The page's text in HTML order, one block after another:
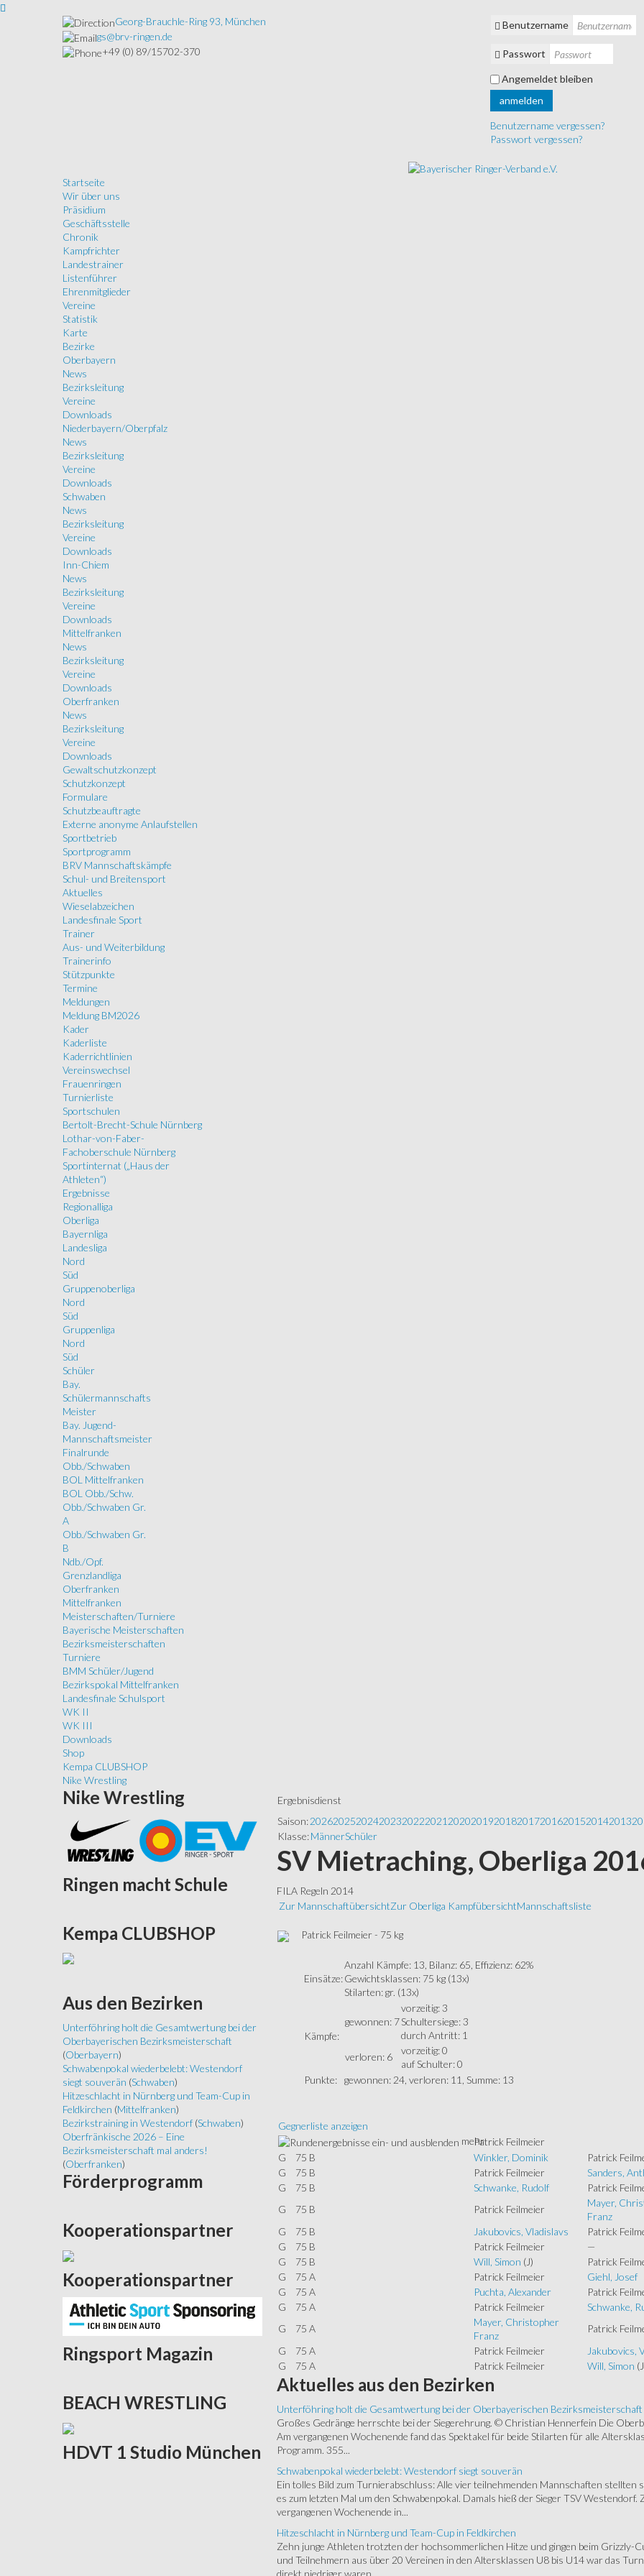
Georg-Brauchle-Ring 93, München
gs@brv-ringen.de
+49 (0) 89/15702-370
Benutzername
Passwort
Angemeldet bleiben
anmelden
Benutzername vergessen?
Passwort vergessen?
Startseite
Wir über uns
Präsidium
Geschäftsstelle
Chronik
Kampfrichter
Landestrainer
Listenführer
Ehrenmitglieder
Vereine
Statistik
Karte
Bezirke
Oberbayern
News
Bezirksleitung
Vereine
Downloads
Niederbayern/Oberpfalz
News
Bezirksleitung
Vereine
Downloads
Schwaben
News
Bezirksleitung
Vereine
Downloads
Inn-Chiem
News
Bezirksleitung
Vereine
Downloads
Mittelfranken
News
Bezirksleitung
Vereine
Downloads
Oberfranken
News
Bezirksleitung
Vereine
Downloads
Gewaltschutzkonzept
Schutzkonzept
Formulare
Schutzbeauftragte
Externe anonyme Anlaufstellen
Sportbetrieb
Sportprogramm
BRV Mannschaftskämpfe
Schul- und Breitensport
Aktuelles
Wieselabzeichen
Landesfinale Sport
Trainer
Aus- und Weiterbildung
Trainerinfo
Stützpunkte
Termine
Meldungen
Meldung BM2026
Kader
Kaderliste
Kaderrichtlinien
Vereinswechsel
Frauenringen
Turnierliste
Sportschulen
Bertolt-Brecht-Schule Nürnberg
Lothar-von-Faber-
Fachoberschule Nürnberg
Sportinternat („Haus der
Athleten“)
Ergebnisse
Regionalliga
Oberliga
Bayernliga
Landesliga
Nord
Süd
Gruppenoberliga
Nord
Süd
Gruppenliga
Nord
Süd
Schüler
Bay.
Schülermannschafts
Meister
Bay. Jugend-
Mannschaftsmeister
Finalrunde
Obb./Schwaben
BOL Mittelfranken
BOL Obb./Schw.
Obb./Schwaben Gr.
A
Obb./Schwaben Gr.
B
Ndb./Opf.
Grenzlandliga
Oberfranken
Mittelfranken
Meisterschaften/Turniere
Bayerische Meisterschaften
Bezirksmeisterschaften
Turniere
BMM Schüler/Jugend
Bezirkspokal Mittelfranken
Landesfinale Schulsport
WK II
WK III
Downloads
Shop
Kempa CLUBSHOP
Nike Wrestling
Ergebnisdienst
Saison: 202620252024202320222021 20202019201820172016201520142013
Klasse: MännerSchüler
SV Mietraching, Oberliga
FILA Regeln 2014
Zur MannschaftübersichtZur Oberliga KampfübersichtMannschaftsliste
Patrick Feilmeier - 75 kg
Einsätze:
Anzahl Kämpfe: 13, Bilanz: 65, Effizienz: 62%
Gewichtsklassen: 75 kg (13x)
Stilarten: gr. (13x)
Kämpfe:
gewonnen: 7
vorzeitig: 3
Schultersiege: 3
durch Antritt: 1
verloren: 6
vorzeitig: 0
auf Schulter: 0
Punkte:
gewonnen: 24, verloren: 11, Summe: 13
Gegnerliste anzeigen
mehrPatrick Feilmeier
G
75 B Winkler, Dominik Patrick
G
75 B Patrick Feilmeier Sanders,
G
75 B Schwanke, Rudolf Patrick
G
75 B Patrick Feilmeier
Mayer,
Franz
G
75 B Jakubovics, Vladislavs Patrick
G
75 B Patrick Feilmeier —
G
75 B Will, Simon (J) Patrick
G
75 A Patrick Feilmeier Giehl, Josef
G
75 A Puchta, Alexander Patrick
G
75 A Patrick Feilmeier Schwanke,
G
75 A
Mayer, Christopher
Franz
Patrick
G
75 A Patrick Feilmeier Jakubovics,
G
75 A Patrick Feilmeier Will, Simon
Aktuelles aus den Bezirken
Unterföhring holt die Gesamtwertung bei der Oberbayerischen Bezirksmeisterschaft
Großes Gedränge herrschte bei der Siegerehrung. © Christian Hennerfein Die
Am vergangenen Wochenende fand das Spektakel für beide Stilarten für alle
Programm. 355...
Schwabenpokal wiederbelebt: Westendorf siegt souverän
Ein tolles Bild zum Turnierabschluss: Alle vier teilnehmenden Mannschaften stellten
es zum letzten Mal um den Schwabenpokal. Damals hieß der Sieger TSV
vergangenen Wochenende in...
Hitzeschlacht in Nürnberg und Team-Cup in Feldkirchen
Zehn junge Athleten trotzten der hochsommerlichen Hitze und gingen beim Grizzly-
und Teilnehmern aus über 20 Vereinen in den Altersklassen U8 bis U14 war das
direkt niedriger waren,...
Nike Wrestling
Ringen macht Schule
Kempa CLUBSHOP
Aus den Bezirken
Unterföhring holt die Gesamtwertung bei der
Oberbayerischen Bezirksmeisterschaft
(Oberbayern)
Schwabenpokal wiederbelebt: Westendorf
siegt souverän (Schwaben)
Hitzeschlacht in Nürnberg und Team-Cup in
Feldkirchen (Mittelfranken)
Bezirkstraining in Westendorf (Schwaben)
Oberfränkische 2026 – Eine
Bezirksmeisterschaft mal anders!
(Oberfranken)
Förderprogramm
Kooperationspartner
Kooperationspartner
Ringsport Magazin
BEACH WRESTLING
HDVT 1 Studio München